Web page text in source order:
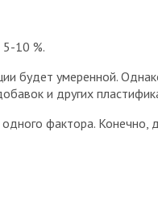
10 %.
будет умеренной.
и других
фактора. Конечно,